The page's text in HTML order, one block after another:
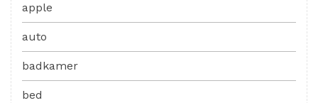
apple
auto
badkamer
bed